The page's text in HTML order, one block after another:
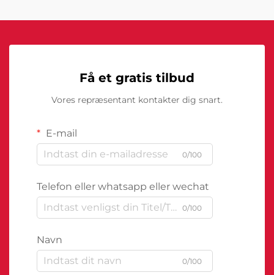
Få et gratis tilbud
Vores repræsentant kontakter dig snart.
E-mail
0/100
Telefon eller whatsapp eller wechat
0/100
Navn
0/100